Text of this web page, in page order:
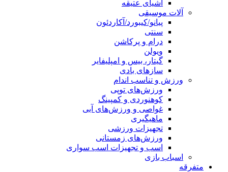
اشیای عتیقه
آلات موسیقی
پیانو/کیبورد/آکاردئون
سنتی
درام و پرکاشن
ویولن
گیتار، بیس و امپلیفایر
سازهای بادی
ورزش و تناسب اندام
ورزش‌های توپی
کوهنوردی و کمپینگ
غواصی و ورزش‌های آبی
ماهیگیری
تجهیزات ورزشی
ورزش‌های زمستانی
اسب و تجهیزات اسب سواری
اسباب‌ بازی
متفرقه